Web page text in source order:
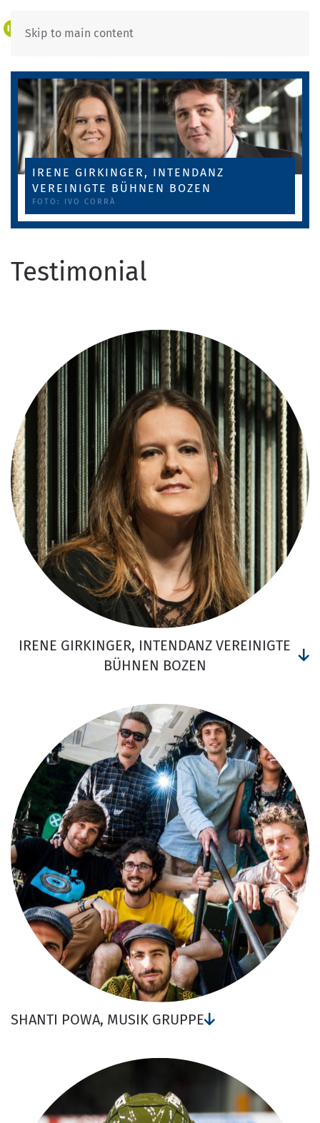
Skip to main content
IT DE
IRENE GIRKINGER, INTENDANZ
VEREINIGTE BÜHNEN BOZEN
FOTO: IVO CORRÀ
Testimonial
IRENE GIRKINGER, INTENDANZ VEREINIGTE
BÜHNEN BOZEN
SHANTI POWA, MUSIK GRUPPE